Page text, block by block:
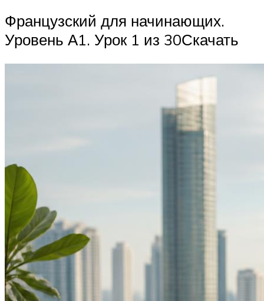
Французский для начинающих.
Уровень А1. Урок 1 из 30Скачать